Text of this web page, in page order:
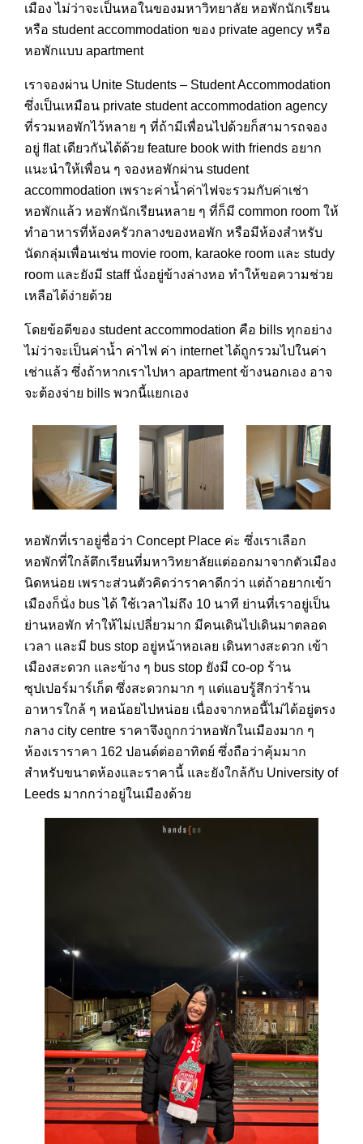
เมือง ไม่ว่าจะเป็นหอในของมหาวิทยาลัย หอพักนักเรียน
หรือ student accommodation ของ private agency หรือ
หอพักแบบ apartment
เราจองผ่าน Unite Students – Student Accommodation
ซึ่งเป็นเหมือน private student accommodation agency
ที่รวมหอพักไว้หลาย ๆ ที่ถ้ามีเพื่อนไปด้วยก็สามารถจอง
อยู่ flat เดียวกันได้ด้วย feature book with friends อยาก
แนะนำให้เพื่อน ๆ จองหอพักผ่าน student
accommodation เพราะค่าน้ำค่าไฟจะรวมกับค่าเช่า
หอพักแล้ว หอพักนักเรียนหลาย ๆ ที่ก็มี common room ให้
ทำอาหารที่ห้องครัวกลางของหอพัก หรือมีห้องสำหรับ
นัดกลุ่มเพื่อนเช่น movie room, karaoke room และ study
room และยังมี staff นั่งอยู่ข้างล่างหอ ทำให้ขอความช่วย
เหลือได้ง่ายด้วย
โดยข้อดีของ student accommodation คือ bills ทุกอย่าง
ไม่ว่าจะเป็นค่าน้ำ ค่าไฟ ค่า internet ได้ถูกรวมไปในค่า
เช่าแล้ว ซึ่งถ้าหากเราไปหา apartment ข้างนอกเอง อาจ
จะต้องจ่าย bills พวกนี้แยกเอง
หอพักที่เราอยู่ชื่อว่า Concept Place ค่ะ ซึ่งเราเลือก
หอพักที่ใกล้ตึกเรียนที่มหาวิทยาลัยแต่ออกมาจากตัวเมือง
นิดหน่อย เพราะส่วนตัวคิดว่าราคาดีกว่า แต่ถ้าอยากเข้า
เมืองก็นั่ง bus ได้ ใช้เวลาไม่ถึง 10 นาที ย่านที่เราอยู่เป็น
ย่านหอพัก ทำให้ไม่เปลี่ยวมาก มีคนเดินไปเดินมาตลอด
เวลา และมี bus stop อยู่หน้าหอเลย เดินทางสะดวก เข้า
เมืองสะดวก และข้าง ๆ bus stop ยังมี co-op ร้าน
ซุปเปอร์มาร์เก็ต ซึ่งสะดวกมาก ๆ แต่แอบรู้สึกว่าร้าน
อาหารใกล้ ๆ หอน้อยไปหน่อย เนื่องจากหอนี้ไม่ได้อยู่ตรง
กลาง city centre ราคาจึงถูกกว่าหอพักในเมืองมาก ๆ
ห้องเราราคา 162 ปอนด์ต่ออาทิตย์ ซึ่งถือว่าคุ้มมาก
สำหรับขนาดห้องและราคานี้ และยังใกล้กับ University of
Leeds มากกว่าอยู่ในเมืองด้วย